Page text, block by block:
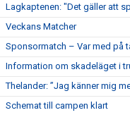
Lagkaptenen: "Det gäller att
Veckans Matcher
Sponsormatch – Var med på
Information om skadeläget i
Thelander: ”Jag känner mig
Schemat till campen klart